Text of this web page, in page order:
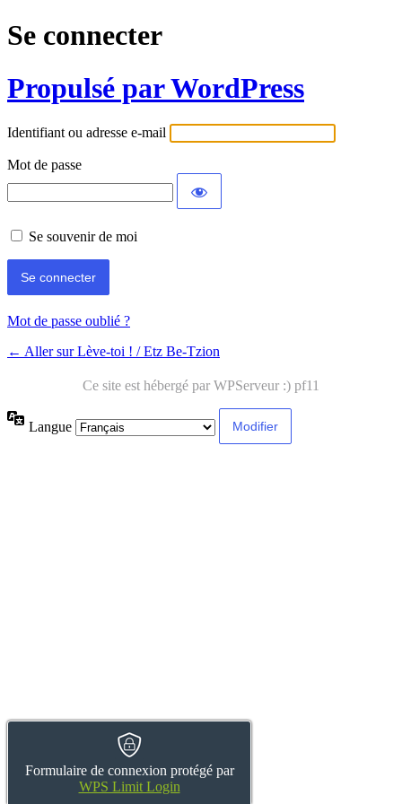
Se connecter
Propulsé par WordPress
Identifiant ou adresse e-mail
Mot de passe
Formulaire de connexion protégé par
WPS Limit Login
Se souvenir de moi
Mot de passe oublié ?
← Aller sur Lève-toi ! / Etz Be-Tzion
Langue